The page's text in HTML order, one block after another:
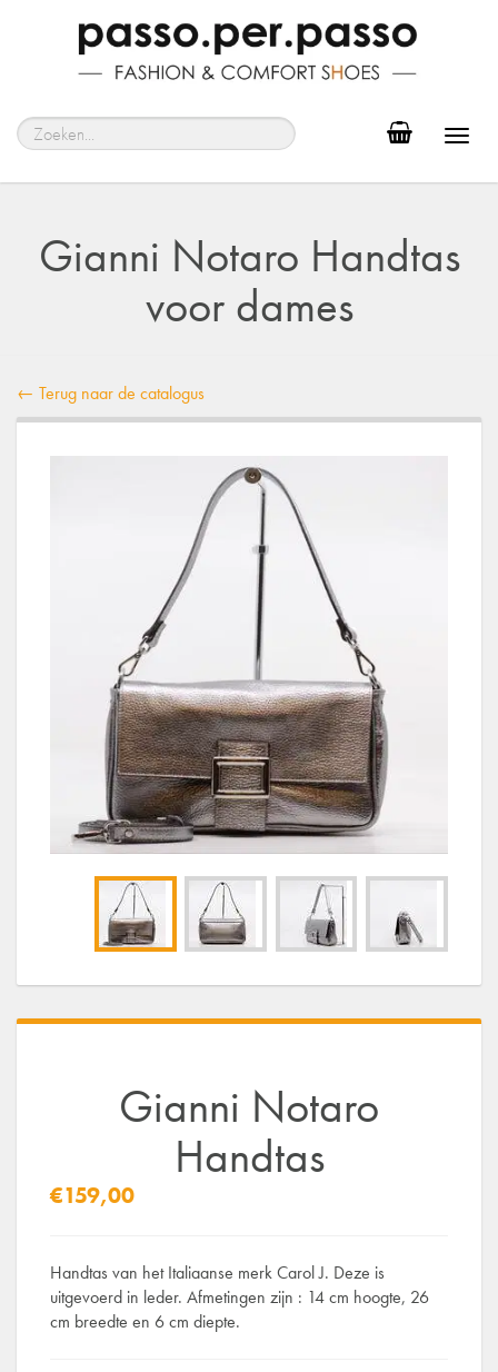
Gianni Notaro Handtas
voor dames
← Terug naar de catalogus
Gianni Notaro
Handtas
€159,00
Handtas van het Italiaanse merk Carol J. Deze is
uitgevoerd in leder. Afmetingen zijn : 14 cm hoogte, 26
cm breedte en 6 cm diepte.